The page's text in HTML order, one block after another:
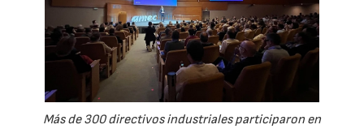
Más de 300 directivos industriales participaron en